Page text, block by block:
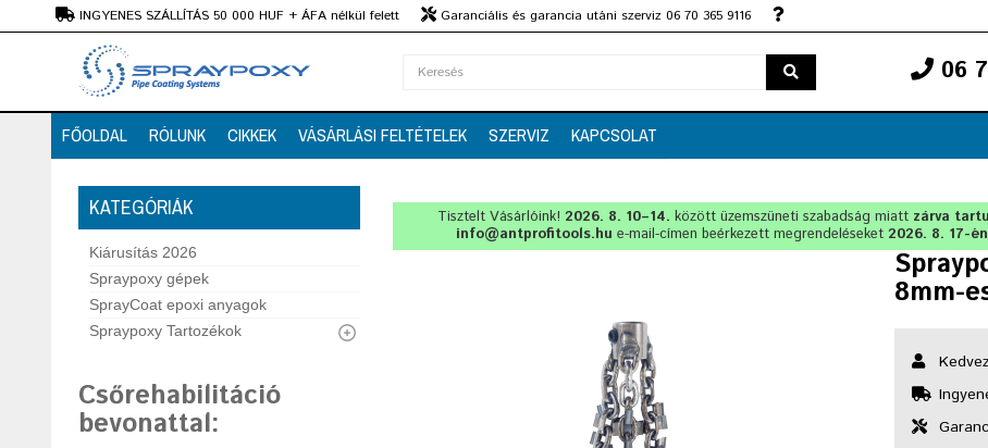
INGYENES SZÁLLÍTÁS 50 000 HUF + ÁFA nélkül felett
Garanciális és garancia utáni szerviz 06 70 365 9116
Szaktanácsadás
06
FŐOLDAL RÓLUNK CIKKEK VÁSÁRLÁSI FELTÉTELEK SZERVIZ KAPCSOLAT
KATEGÓRIÁK
Kiárusítás 2026
Spraypoxy gépek
SprayCoat epoxi anyagok
Spraypoxy Tartozékok
Csőrehabilitáció
bevonattal:
Tisztelt Vásárlóink!2026. 8. 10–14. között üzemszüneti szabadság miatt zárva
info@antprofitools.hu e-mail-címen beérkezett megrendeléseket 2026. 8. 17-
8mm-